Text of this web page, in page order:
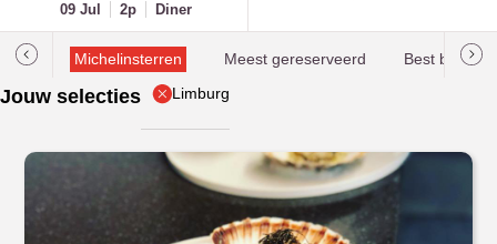
09 Jul
2p Diner
Michelinsterren Meest gereserveerd Best
Jouw selecties Limburg